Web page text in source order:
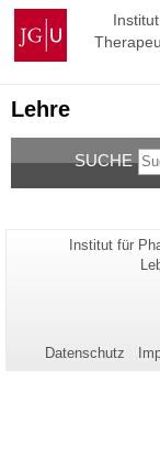
Zum
Inhalt
springen
Johannes
Gutenberg-
Universität
Lehre
SUCHE
Seiten-
Institut für
Datenschutz